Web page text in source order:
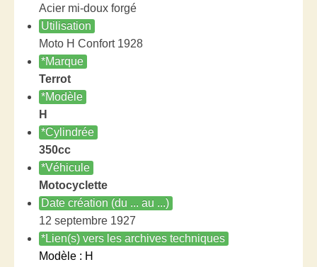
Acier mi-doux forgé
Utilisation
Moto H Confort 1928
*Marque
Terrot
*Modèle
H
*Cylindrée
350cc
*Véhicule
Motocyclette
Date création (du ... au ...)
12 septembre 1927
*Lien(s) vers les archives techniques
Modèle : H